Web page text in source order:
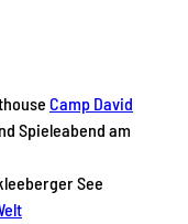
Camp David
Spieleabend am
See